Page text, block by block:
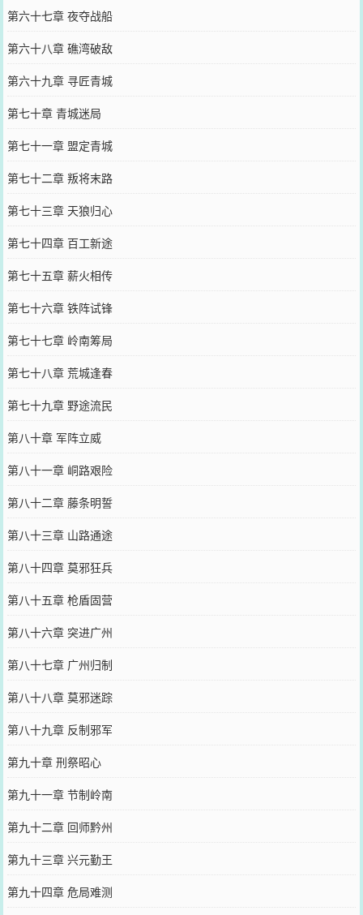
第六十七章 夜夺战船
第六十八章 礁湾破敌
第六十九章 寻匠青城
第七十章 青城迷局
第七十一章 盟定青城
第七十二章 叛将末路
第七十三章 天狼归心
第七十四章 百工新途
第七十五章 薪火相传
第七十六章 铁阵试锋
第七十七章 岭南筹局
第七十八章 荒城逢春
第七十九章 野途流民
第八十章 军阵立威
第八十一章 峒路艰险
第八十二章 藤条明誓
第八十三章 山路通途
第八十四章 莫邪狂兵
第八十五章 枪盾固营
第八十六章 突进广州
第八十七章 广州归制
第八十八章 莫邪迷踪
第八十九章 反制邪军
第九十章 刑祭昭心
第九十一章 节制岭南
第九十二章 回师黔州
第九十三章 兴元勤王
第九十四章 危局难测